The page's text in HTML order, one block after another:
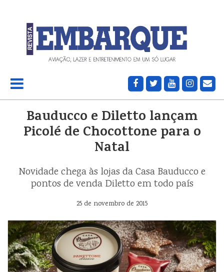
Bauducco e Diletto lançam
Picolé de Chocottone para o
Natal
Novidade chega às lojas da Casa Bauducco e
pontos de venda Diletto em todo país
25 de novembro de 2015